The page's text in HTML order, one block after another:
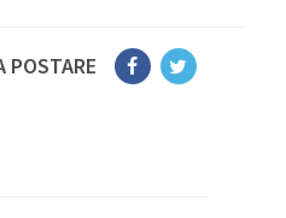
POSTARE